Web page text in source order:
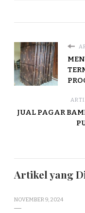
JUAL PAGAR
Artikel yang
NOVEMBER 9, 2024